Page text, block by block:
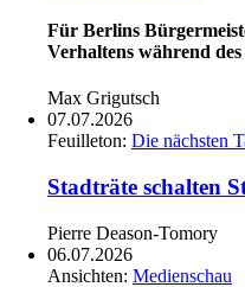
Für Berlins
Verhaltens während
Max Grigutsch
07.07.2026
Feuilleton: Die nächsten
Stadträte schalten
Pierre Deason-Tomory
06.07.2026
Ansichten: Medienschau